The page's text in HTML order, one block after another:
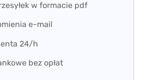
w formacie pdf
e-mail
24/h
bez opłat